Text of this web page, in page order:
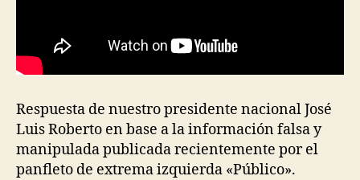
Respuesta de nuestro presidente nacional José
Luis Roberto en base a la información falsa y
manipulada publicada recientemente por el
panfleto de extrema izquierda «Público».